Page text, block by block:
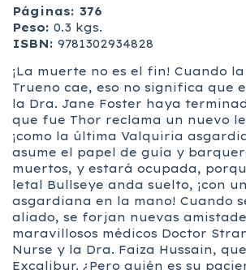
Páginas: 376
Peso: 0.3 kgs.
ISBN: 9781302934828
¡La muerte no es el fin! Cuando
Trueno cae, eso no significa que
la Dra. Jane Foster haya
que fue Thor reclama un nuevo
¡como la última Valquiria
asume el papel de guía y
muertos, y estará ocupada,
letal Bullseye anda suelto, ¡con
asgardiana en la mano! Cuando
aliado, se forjan nuevas
maravillosos médicos Doctor
Nurse y la Dra. Faiza Hussain,
Excalibur. ¿Pero quién es su